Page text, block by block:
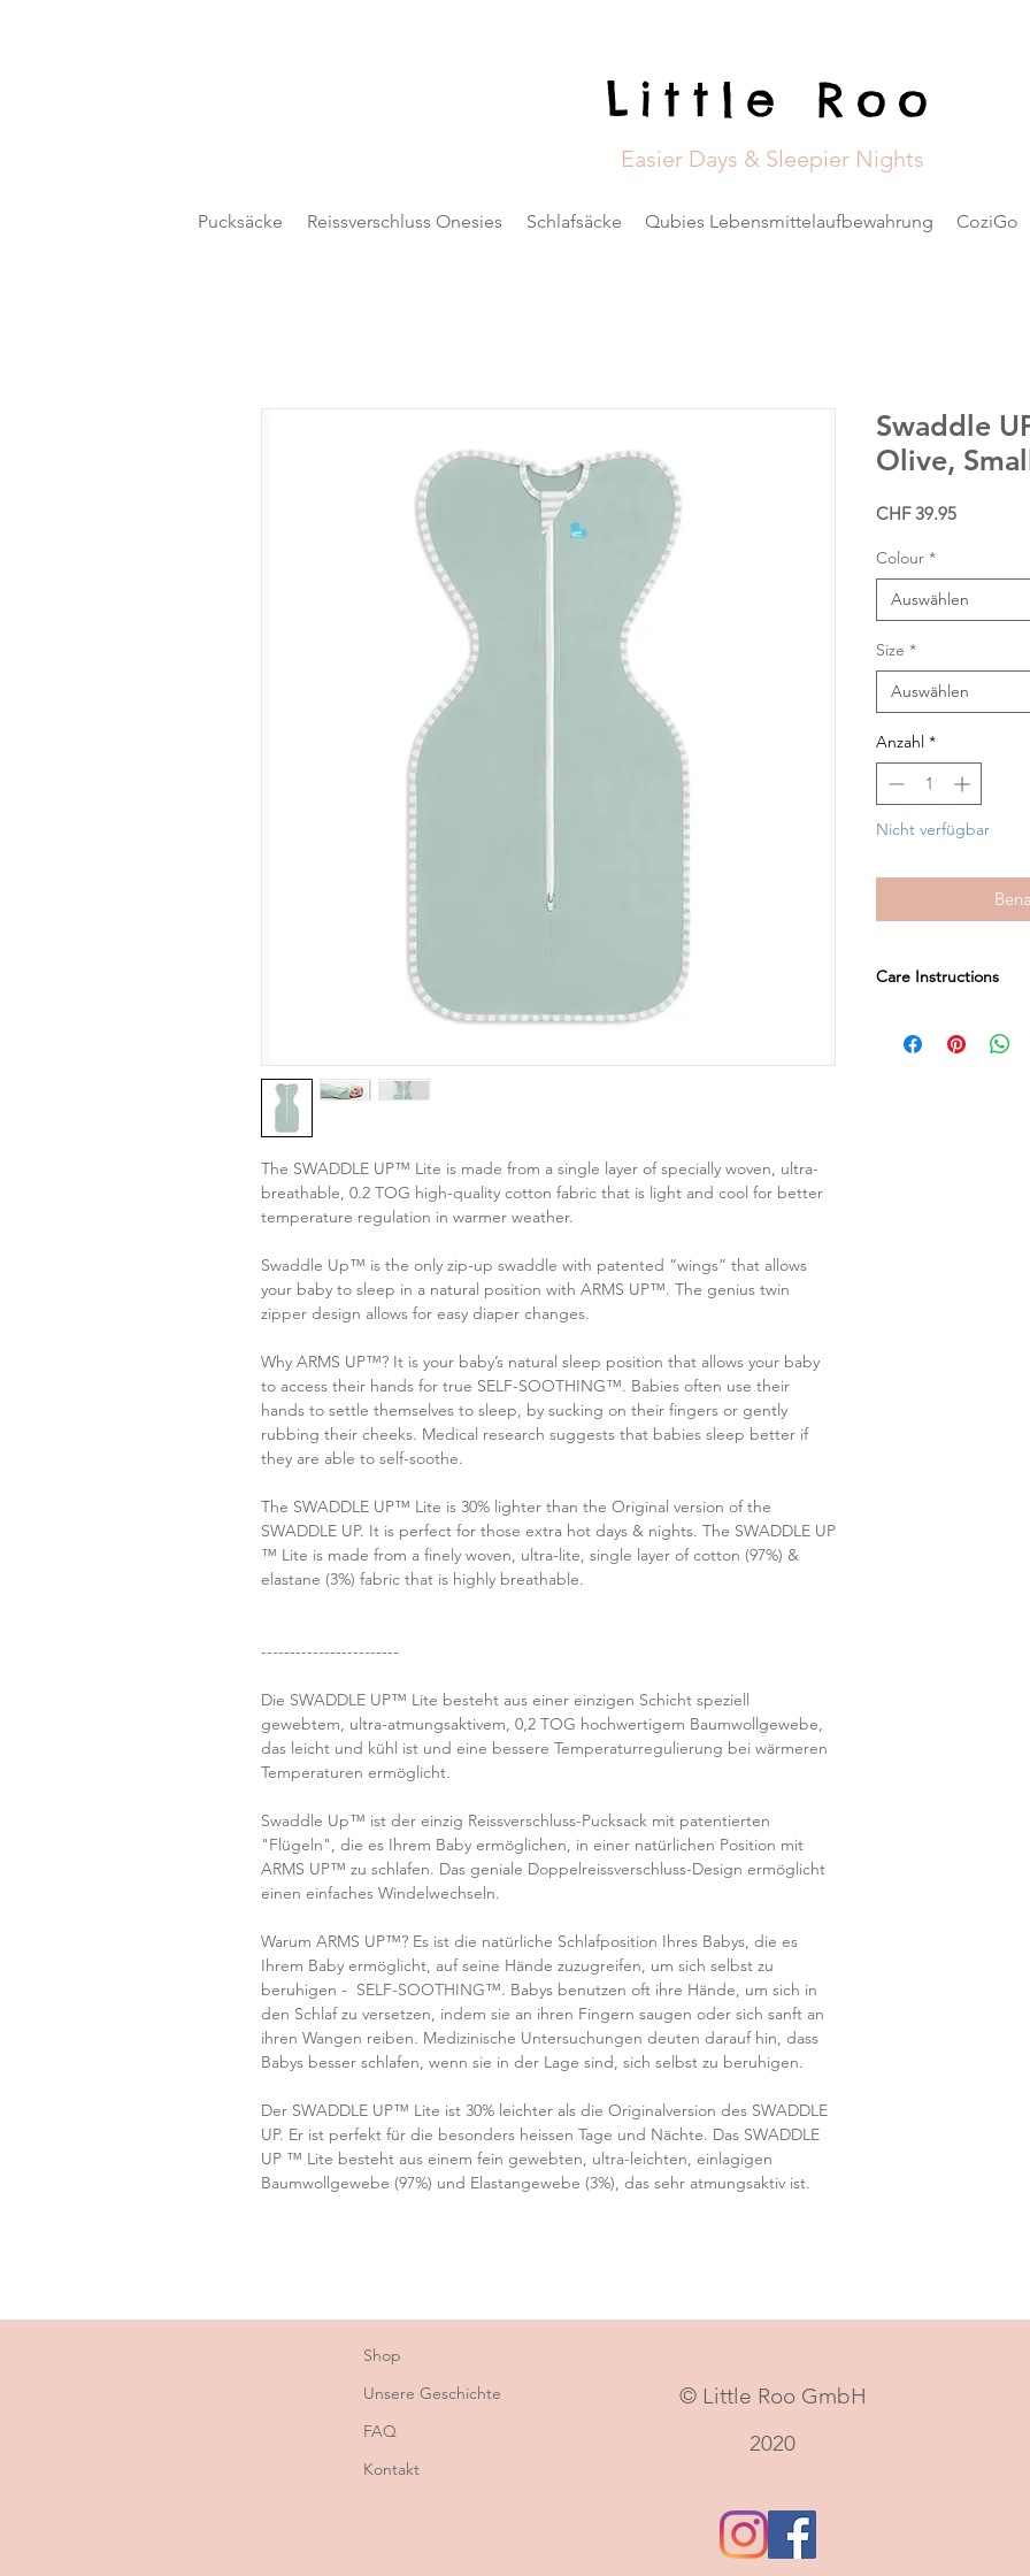
Little Roo
Easier Days & Sleepier Nights
Pucksäcke Reissverschluss Onesies Schlafsäcke Qubies Lebensmittelaufbewahrung CoziGo
The SWADDLE UP™ Lite is made from a single layer of specially woven, ultra-
breathable, 0.2 TOG high-quality cotton fabric that is light and cool for better
temperature regulation in warmer weather.
Swaddle Up™ is the only zip-up swaddle with patented “wings” that allows
your baby to sleep in a natural position with ARMS UP™. The genius twin
zipper design allows for easy diaper changes.
Why ARMS UP™? It is your baby’s natural sleep position that allows your baby
to access their hands for true SELF-SOOTHING™. Babies often use their
hands to settle themselves to sleep, by sucking on their fingers or gently
rubbing their cheeks. Medical research suggests that babies sleep better if
they are able to self-soothe.
The SWADDLE UP™ Lite is 30% lighter than the Original version of the
SWADDLE UP. It is perfect for those extra hot days & nights. The SWADDLE UP
™ Lite is made from a finely woven, ultra-lite, single layer of cotton (97%) &
elastane (3%) fabric that is highly breathable.
------------------------
Die SWADDLE UP™ Lite besteht aus einer einzigen Schicht speziell
gewebtem, ultra-atmungsaktivem, 0,2 TOG hochwertigem Baumwollgewebe,
das leicht und kühl ist und eine bessere Temperaturregulierung bei wärmeren
Temperaturen ermöglicht.
Swaddle Up™ ist der einzig Reissverschluss-Pucksack mit patentierten
"Flügeln", die es Ihrem Baby ermöglichen, in einer natürlichen Position mit
ARMS UP™ zu schlafen. Das geniale Doppelreissverschluss-Design ermöglicht
einen einfaches Windelwechseln.
Warum ARMS UP™? Es ist die natürliche Schlafposition Ihres Babys, die es
Ihrem Baby ermöglicht, auf seine Hände zuzugreifen, um sich selbst zu
beruhigen - SELF-SOOTHING™. Babys benutzen oft ihre Hände, um sich in
den Schlaf zu versetzen, indem sie an ihren Fingern saugen oder sich sanft an
ihren Wangen reiben. Medizinische Untersuchungen deuten darauf hin, dass
Babys besser schlafen, wenn sie in der Lage sind, sich selbst zu beruhigen.
Der SWADDLE UP™ Lite ist 30% leichter als die Originalversion des SWADDLE
UP. Er ist perfekt für die besonders heissen Tage und Nächte. Das SWADDLE
UP ™ Lite besteht aus einem fein gewebten, ultra-leichten, einlagigen
Baumwollgewebe (97%) und Elastangewebe (3%), das sehr atmungsaktiv ist.
Swaddle
Olive,
CHF 39.95Preis
Colour *
Auswählen
Size *
Auswählen
Anzahl *
Nicht verfügbar
Care Instructions
Shop
Unsere Geschichte
FAQ
Kontakt
© Little Roo GmbH
2020